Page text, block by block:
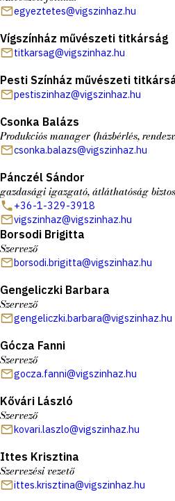
egyeztetes@vigszinhaz.hu
Vígszínház művészeti titkárság
titkarsag@vigszinhaz.hu
Pesti Színház művészeti
pestiszinhaz@vigszinhaz.hu
Csonka Balázs
Produkciós manager (házbérlés,
csonka.balazs@vigszinhaz.hu
Pánczél Sándor
gazdasági igazgató, átláthatóság
+36-1-329-3918
vigszinhaz@vigszinhaz.hu
Borsodi Brigitta
Szervező
borsodi.brigitta@vigszinhaz.hu
Gengeliczki Barbara
Szervező
gengeliczki.barbara@vigszinhaz.hu
Gócza Fanni
Szervező
gocza.fanni@vigszinhaz.hu
Kővári László
Szervező
kovari.laszlo@vigszinhaz.hu
Ittes Krisztina
Szervezési vezető
ittes.krisztina@vigszinhaz.hu